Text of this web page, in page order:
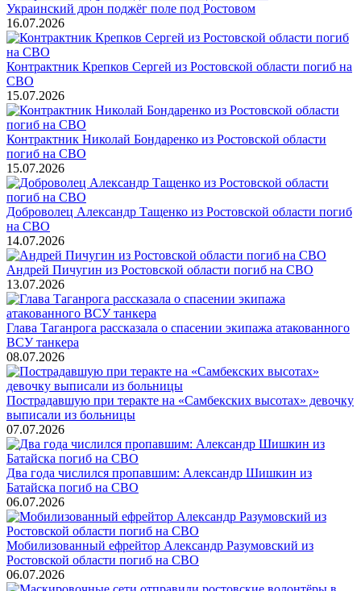
Украинский дрон поджёг поле под Ростовом
16.07.2026
Контрактник Крепков Сергей из Ростовской области погиб на
СВО
15.07.2026
Контрактник Николай Бондаренко из Ростовской области
погиб на СВО
15.07.2026
Доброволец Александр Тащенко из Ростовской области погиб
на СВО
14.07.2026
Андрей Пичугин из Ростовской области погиб на СВО
13.07.2026
Глава Таганрога рассказала о спасении экипажа атакованного
ВСУ танкера
08.07.2026
Пострадавшую при теракте на «Самбекских высотах» девочку
выписали из больницы
07.07.2026
Два года числился пропавшим: Александр Шишкин из
Батайска погиб на СВО
06.07.2026
Мобилизованный ефрейтор Александр Разумовский из
Ростовской области погиб на СВО
06.07.2026